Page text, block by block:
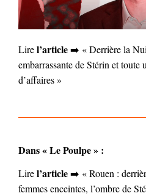
Lirel’article➡️ « Derrière la
embarrassante de Stérin et toute
d’affaires »
Dans « Le Poulpe » :
Lirel’article➡️ « Rouen :
femmes enceintes, l’ombre de